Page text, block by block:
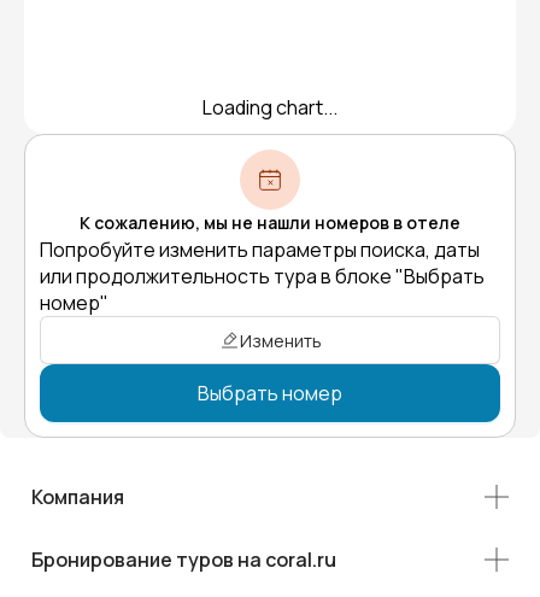
Loading chart...
К сожалению, мы не нашли номеров в отеле
Попробуйте изменить параметры поиска, даты
или продолжительность тура в блоке "Выбрать
номер"
Изменить
Выбрать номер
Компания
Бронирование туров на coral.ru